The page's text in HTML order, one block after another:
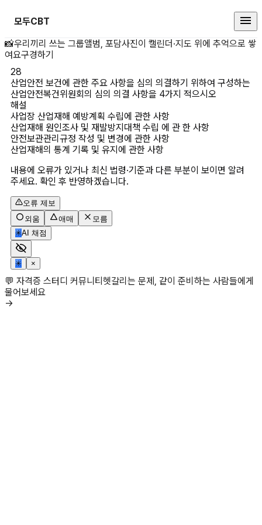
모두CBT
산업안전 보건에 관한 주요 사항을
📸우리끼리 쓰는 그룹앨범, 포담사진이 캘린더·지도 위에 추억으로 쌓
여요구경하기
28
산업안전 보건에 관한 주요 사항을 심의 의결하기 위하여 구성하는
산업안전복건위원회의 심의 의결 사항을 4가지 적으시오
해설
사업장 산업재해 예방계획 수립에 관한 사항
산업재해 원인조사 및 재발방지대책 수립 에 관 한 사항
안전보관관리규정 작성 및 변경에 관한 사항
산업재해의 통계 기록 및 유지에 관한 사항
내용에 오류가 있거나 최신 법령·기준과 다른 부분이 보이면 알려
주세요. 확인 후 반영하겠습니다.
오류 제보
외움
애매
모름
✳AI 채점
✳ ×
💬 자격증 스터디 커뮤니티헷갈리는 문제, 같이 준비하는 사람들에게
물어보세요
→